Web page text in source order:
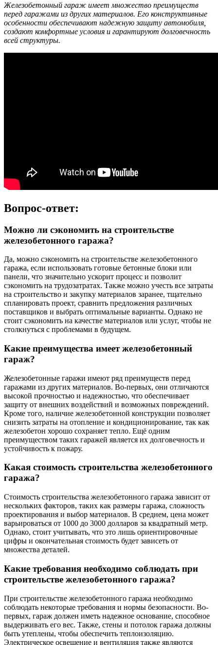
Железобетонный гараж имеет множество преимуществ
перед гаражами из других материалов. Его конструктивные
особенности обеспечивают надежную защиту автомобиля,
создают комфортные условия и гарантируют долговечность
всей структуры.
Вопрос-ответ:
Можно ли сэкономить на строительстве
железобетонного гаража?
Да, можно сэкономить на строительстве железобетонного
гаража, если использовать готовые бетонные блоки или
панели, что значительно ускорит процесс и позволит
сэкономить на трудозатратах. Также можно учесть все затраты
на строительство и закупку материалов заранее, тщательно
спланировать проект, сравнить предложения различных
поставщиков и выбрать оптимальные варианты. Однако не
стоит сэкономить на качестве материалов или услуг, чтобы не
столкнуться с проблемами в будущем.
Какие преимущества имеет железобетонный
гараж?
Железобетонные гаражи имеют ряд преимуществ перед
гаражами из других материалов. Во-первых, они отличаются
высокой прочностью и надежностью, что обеспечивает
защиту от внешних воздействий и возможных повреждений.
Кроме того, наличие железобетонной конструкции позволяет
снизить затраты на отопление и кондиционирование, так как
железобетон хорошо сохраняет тепло. Ещё одним
преимуществом таких гаражей является их долговечность и
устойчивость к пожару.
Какая стоимость строительства железобетонного
гаража?
Стоимость строительства железобетонного гаража зависит от
нескольких факторов, таких как размеры гаража, сложность
проектирования и выбор материалов. В среднем, цена может
варьироваться от 1000 до 3000 долларов за квадратный метр.
Однако, стоит учитывать, что это лишь ориентировочные
цифры и окончательная стоимость будет зависеть от
множества деталей.
Какие требования необходимо соблюдать при
строительстве железобетонного гаража?
При строительстве железобетонного гаража необходимо
соблюдать некоторые требования и нормы безопасности. Во-
первых, гараж должен иметь надежное основание, способное
выдерживать его вес. Также, стены и потолок гаража должны
быть утеплены, чтобы обеспечить теплоизоляцию.
Электрическое освещение и вентиляция также являются